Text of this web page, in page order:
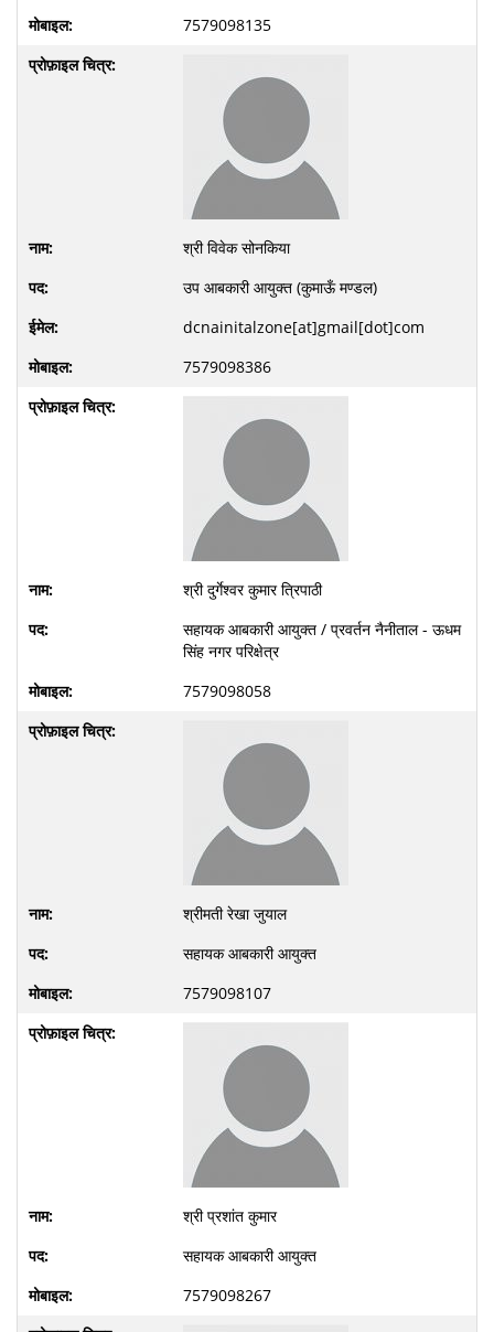
7579098135
श्री विवेक सोनकिया
उप आबकारी आयुक्त (कुमाऊँ मण्डल)
dcnainitalzone[at]gmail[dot]com
7579098386
श्री दुर्गेश्वर कुमार त्रिपाठी
सहायक आबकारी आयुक्त / प्रवर्तन नैनीताल - ऊधम
सिंह नगर परिक्षेत्र
7579098058
श्रीमती रेखा जुयाल
सहायक आबकारी आयुक्त
7579098107
श्री प्रशांत कुमार
सहायक आबकारी आयुक्त
7579098267